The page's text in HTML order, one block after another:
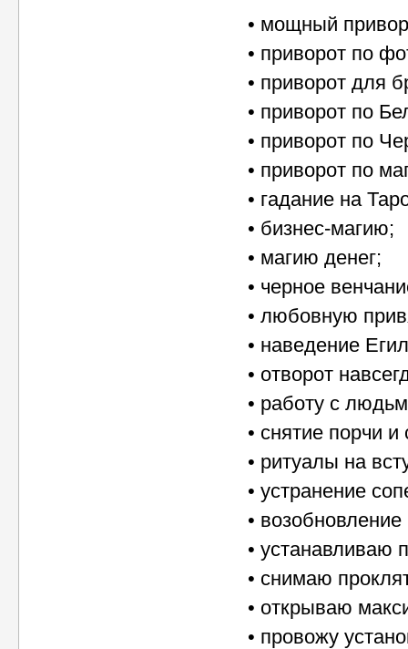
• мощный
• приворот по
• приворот для
• приворот по
• приворот по
• приворот по
• гадание на
• бизнес-магию;
• магию денег;
• черное
• любовную
• наведение
• отворот
• работу с
• снятие порчи и
• ритуалы на
• устранение
•
• устанавливаю
• снимаю
• открываю
• провожу